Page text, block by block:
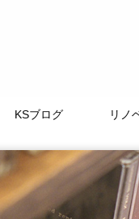
KSブログ リノ